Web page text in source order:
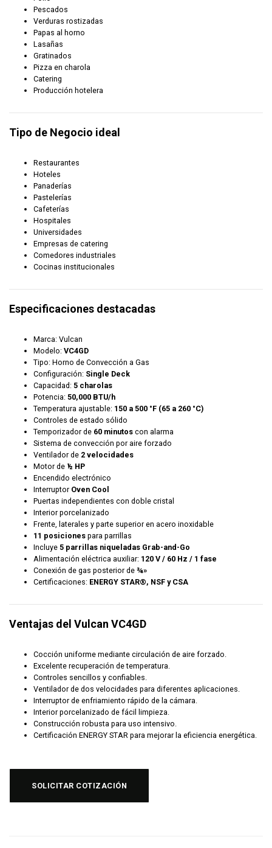
Pescados
Verduras rostizadas
Papas al horno
Lasañas
Gratinados
Pizza en charola
Catering
Producción hotelera
Tipo de Negocio ideal
Restaurantes
Hoteles
Panaderías
Pastelerías
Cafeterías
Hospitales
Universidades
Empresas de catering
Comedores industriales
Cocinas institucionales
Especificaciones destacadas
Marca: Vulcan
Modelo: VC4GD
Tipo: Horno de Convección a Gas
Configuración: Single Deck
Capacidad: 5 charolas
Potencia: 50,000 BTU/h
Temperatura ajustable: 150 a 500 °F (65 a 260 °C)
Controles de estado sólido
Temporizador de 60 minutos con alarma
Sistema de convección por aire forzado
Ventilador de 2 velocidades
Motor de ½ HP
Encendido electrónico
Interruptor Oven Cool
Puertas independientes con doble cristal
Interior porcelanizado
Frente, laterales y parte superior en acero inoxidable
11 posiciones para parrillas
Incluye 5 parrillas niqueladas Grab-and-Go
Alimentación eléctrica auxiliar: 120 V / 60 Hz / 1 fase
Conexión de gas posterior de ¾»
Certificaciones: ENERGY STAR®, NSF y CSA
Ventajas del Vulcan VC4GD
Cocción uniforme mediante circulación de aire forzado.
Excelente recuperación de temperatura.
Controles sencillos y confiables.
Ventilador de dos velocidades para diferentes aplicaciones.
Interruptor de enfriamiento rápido de la cámara.
Interior porcelanizado de fácil limpieza.
Construcción robusta para uso intensivo.
Certificación ENERGY STAR para mejorar la eficiencia energética.
SOLICITAR COTIZACIÓN